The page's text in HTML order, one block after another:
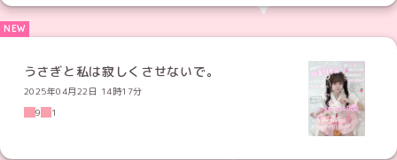
うさぎと私は寂しくさせないで。
2025年04月22日 14時17分
9
1